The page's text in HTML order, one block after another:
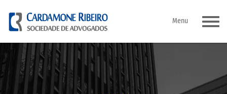
Pular
para
o
conteúdo
Menu